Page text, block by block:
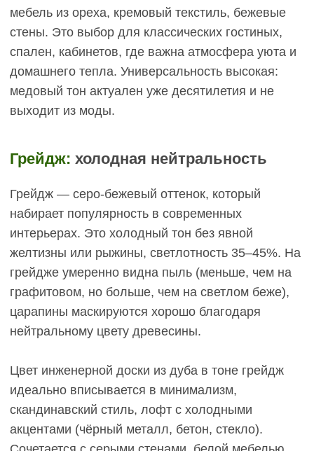
проходимости. Пыль на нём практически не
видна, так что небольшой налёт между уборками
Тёмный паркет требует влажной уборки
ежедневно или через день даже в жилых зонах,
потому что пыль, разводы от воды, отпечатки
контрастируют сильно. В прихожей —
сравнению со светлым.
Оба варианта требуют одинаковых средств:
нейтральные моющие с pH 7–8, без агрессивных
или масла — специальные средства, которые не
оставляют разводов. Разница в расходе: для
тёмного пола может потребоваться немного
больше средства, чтобы избежать белёсых
следов.
Стоимость средств на год: для светлого паркета
Средства для ухода
На светлом паркете мелкие царапины можно не
ремонтировать — они почти незаметны. Глубокие
царапины ремонтируются локально: шлифовка
Локальный ремонт царапин